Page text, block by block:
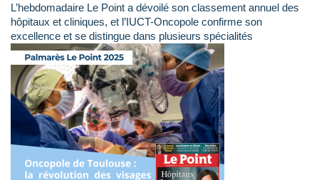
L’hebdomadaire Le Point a dévoilé son classement annuel des
hôpitaux et cliniques, et l’IUCT-Oncopole confirme son
excellence et se distingue dans plusieurs spécialités